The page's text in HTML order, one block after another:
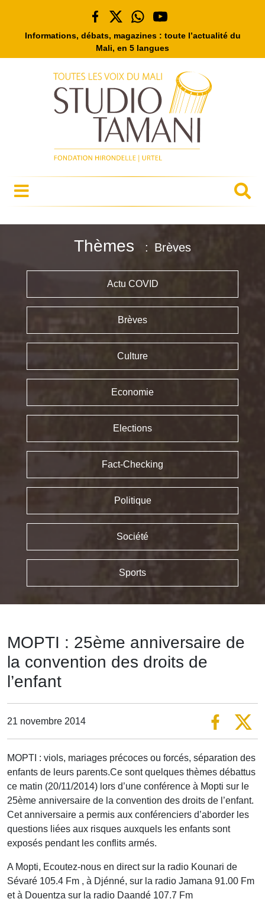
Informations, débats, magazines : toute l’actualité du
Mali, en 5 langues
Thèmes Brèves
Actu COVID
Brèves
Culture
Economie
Elections
Fact-Checking
Politique
Société
Sports
MOPTI : 25ème anniversaire de
la convention des droits de
l’enfant
21 novembre 2014
MOPTI : viols, mariages précoces ou forcés, séparation des
enfants de leurs parents.Ce sont quelques thèmes débattus
ce matin (20/11/2014) lors d’une conférence à Mopti sur le
25ème anniversaire de la convention des droits de l’enfant.
Cet anniversaire a permis aux conférenciers d’aborder les
questions liées aux risques auxquels les enfants sont
exposés pendant les conflits armés.
A Mopti, Ecoutez-nous en direct sur la radio Kounari de
Sévaré 105.4 Fm , à Djénné, sur la radio Jamana 91.00 Fm
et à Douentza sur la radio Daandé 107.7 Fm